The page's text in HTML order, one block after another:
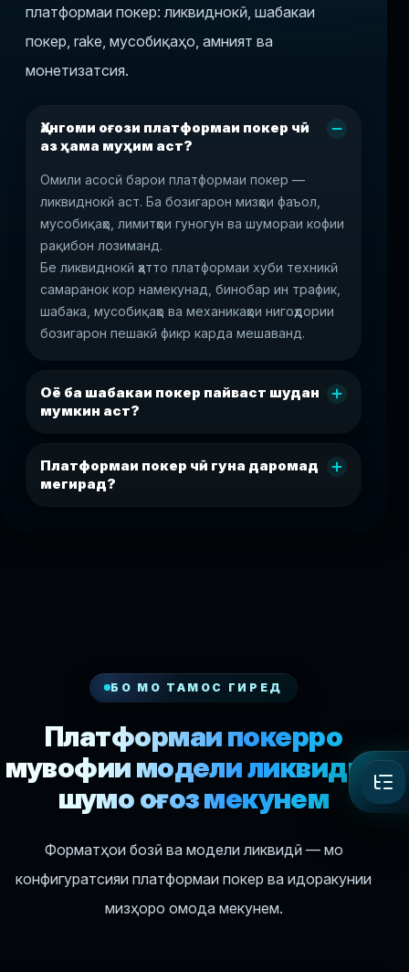
платформаи покер: ликвиднокӣ, шабакаи
покер, rake, мусобиқаҳо, амният ва
монетизатсия.
Ҳангоми оғози платформаи покер чӣ
аз ҳама муҳим аст?
Омили асосӣ барои платформаи покер —
ликвиднокӣ аст. Ба бозигарон мизҳои фаъол,
мусобиқаҳо, лимитҳои гуногун ва шумораи кофии
рақибон лозиманд.
Бе ликвиднокӣ ҳатто платформаи хуби техникӣ
самаранок кор намекунад, бинобар ин трафик,
шабака, мусобиқаҳо ва механикаҳои нигоҳдории
бозигарон пешакӣ фикр карда мешаванд.
Оё ба шабакаи покер пайваст шудан
мумкин аст?
Платформаи покер чӣ гуна даромад
мегирад?
БО МО ТАМОС ГИРЕД
Платформаи покерро
мувофиқи модели ликвидии
шумо оғоз мекунем
Форматҳои бозӣ ва модели ликвидӣ — мо
конфигуратсияи платформаи покер ва идоракунии
мизҳоро омода мекунем.